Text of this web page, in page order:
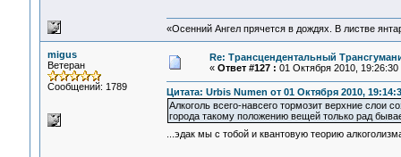
«Осенний Ангел прячется в дождях. В листве
migus
Ветеран
Сообщений: 1789
Re: Трансцендентальный
« Ответ #127 : 01 Октября 2010, 19:26:30
Цитата: Urbis Numen от 01 Октября 2010,
Алкоголь всего-навсего тормозит верхние
города такому положению вещей только рад
...эдак мы с тобой и квантовую теорию